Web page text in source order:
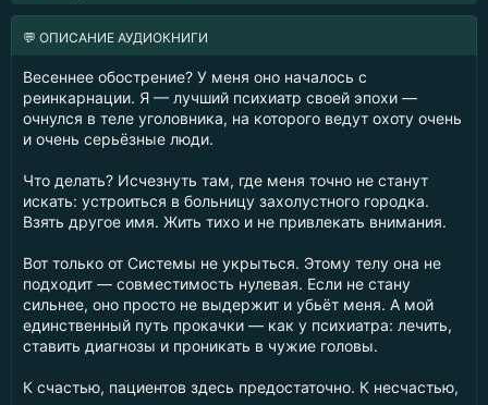
💬 ОПИСАНИЕ АУДИОКНИГИ
Весеннее обострение? У меня оно началось с
реинкарнации. Я — лучший психиатр своей эпохи —
очнулся в теле уголовника, на которого ведут охоту очень
и очень серьёзные люди.
Что делать? Исчезнуть там, где меня точно не станут
искать: устроиться в больницу захолустного городка.
Взять другое имя. Жить тихо и не привлекать внимания.
Вот только от Системы не укрыться. Этому телу она не
подходит — совместимость нулевая. Если не стану
сильнее, оно просто не выдержит и убьёт меня. А мой
единственный путь прокачки — как у психиатра: лечить,
ставить диагнозы и проникать в чужие головы.
К счастью, пациентов здесь предостаточно. К несчастью,